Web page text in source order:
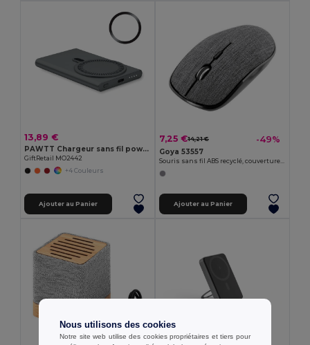
13,89 €
PAWTT Chargeur sans fil powerbank
GiftRetail MO2442
+4 Couleurs
Ajouter au Panier
7,25 €14,21 € -49%
Goya 53557
Souris sans fil ABS recyclé, couverture RPET ALPE
Ajouter au Panier
Nous utilisons des cookies
Notre site web utilise des cookies propriétaires et tiers pour